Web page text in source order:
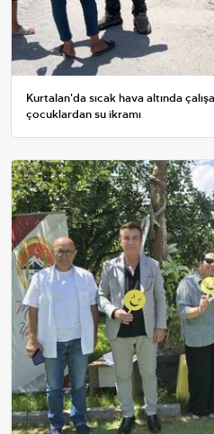
Kurtalan'da sıcak hava altında
çocuklardan su ikramı